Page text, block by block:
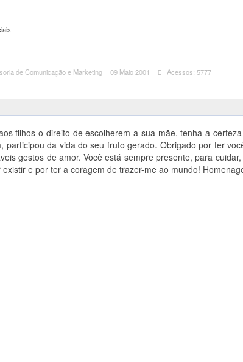
de Comunicação e Marketing 09 Maio 2001 Acessos: 5777
filhos o direito de escolherem a sua mãe, tenha a
participou da vida do seu fruto gerado. Obrigado por ter
gestos de amor. Você está sempre presente, para
existir e por ter a coragem de trazer-me ao mundo!